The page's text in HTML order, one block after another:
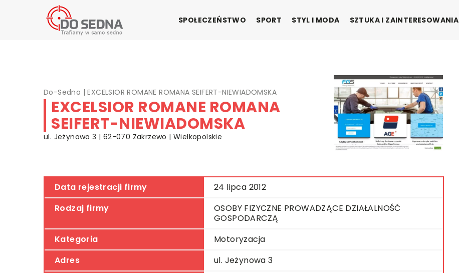
SPOŁECZEŃSTWO SPORT STYL I MODA SZTUKA I ZAINTERESOWANIA
Do-Sedna |EXCELSIOR ROMANE ROMANA SEIFERT-NIEWIADOMSKA
EXCELSIOR ROMANE ROMANA
SEIFERT-NIEWIADOMSKA
ul. Jeżynowa 3 | 62-070 Zakrzewo | Wielkopolskie
Data rejestracji firmy
24 lipca 2012
Rodzaj firmy
OSOBY FIZYCZNE PROWADZĄCE DZIAŁALNOŚĆ
GOSPODARCZĄ
Kategoria
Motoryzacja
Adres
ul. Jeżynowa 3